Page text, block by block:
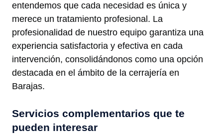
entendemos que cada necesidad es única y
merece un tratamiento profesional. La
profesionalidad de nuestro equipo garantiza una
experiencia satisfactoria y efectiva en cada
intervención, consolidándonos como una opción
destacada en el ámbito de la cerrajería en
Barajas.
Servicios complementarios que te
pueden interesar